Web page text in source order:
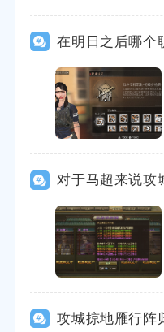
在明日之后哪个
对于马超来说攻
攻城掠地雁行阵